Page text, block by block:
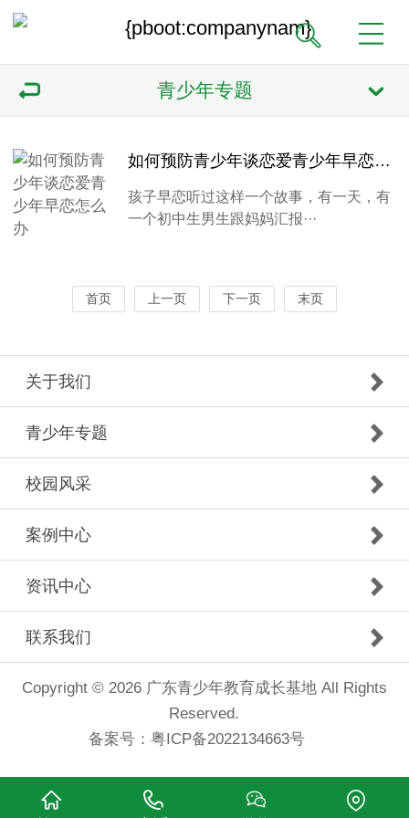
青少年专题
如何预防青少年谈恋爱青少年早恋怎么办
孩子早恋听过这样一个故事，有一天，有
一个初中生男生跟妈妈汇报···
首页 上一页 下一页 末页
关于我们
青少年专题
校园风采
案例中心
资讯中心
联系我们
Copyright © 2026 广东青少年教育成长基地 All Rights
Reserved.
备案号： 粤ICP备2022134663号